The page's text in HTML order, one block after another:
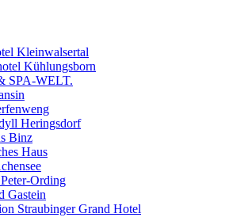
Kleinwalsertal
Kühlungsborn
SPA-WELT.
Heringsdorf
Binz
Haus
Ording
Gastein
Straubinger Grand Hotel